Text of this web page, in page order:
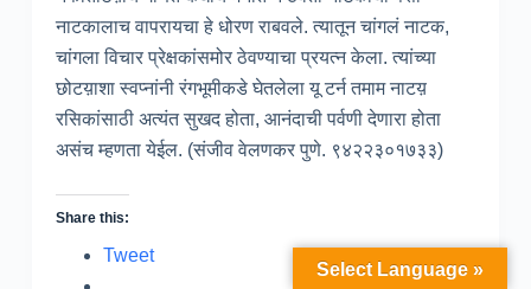
नाटकालाच वापरायचा हे धोरण राबवले. त्यातून चांगलं नाटक,
चांगला विचार प्रेक्षकांसमोर ठेवण्याचा प्रयत्न केला. त्यांच्या
छोटय़ाशा स्वप्नांनी रंगभूमीकडे घेतलेला यू टर्न तमाम नाटय़
रसिकांसाठी अत्यंत सुखद होता, आनंदाची पर्वणी देणारा होता
असंच म्हणता येईल. (संजीव वेलणकर पुणे. ९४२२३०१७३३)
Share this:
Tweet
Select Language »